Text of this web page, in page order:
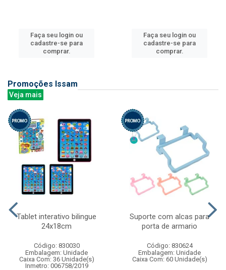
Faça seu login ou
cadastre-se para
comprar.
Faça seu login ou
cadastre-se para
comprar.
Promoções Issam
Veja mais
Tablet interativo bilingue
24x18cm
Código: 830030
Embalagem: Unidade
Caixa Com: 36 Unidade(s)
Inmetro: 006758/2019
Suporte com alcas para
porta de armario
Código: 830624
Embalagem: Unidade
Caixa Com: 60 Unidade(s)